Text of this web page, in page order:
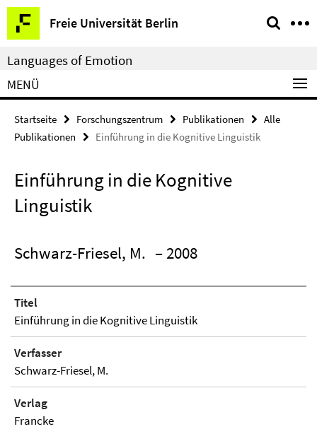
Springe
direkt
zu
Inhalt
Freie Universität Berlin
Service-
Navigation
Languages of Emotion
MENÜ
Startseite Forschungszentrum Publikationen
Alle
Publikationen
Einführung in die Kognitive Linguistik
Einführung in die Kognitive
Linguistik
Schwarz-Friesel, M. – 2008
Titel
Einführung in die Kognitive Linguistik
Verfasser
Schwarz-Friesel, M.
Verlag
Francke